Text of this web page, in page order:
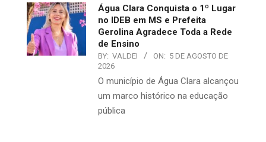
Água Clara Conquista o 1º Lugar
no IDEB em MS e Prefeita
Gerolina Agradece Toda a Rede
de Ensino
BY: VALDEI ON: 5 DE AGOSTO DE
2026
O município de Água Clara alcançou
um marco histórico na educação
pública